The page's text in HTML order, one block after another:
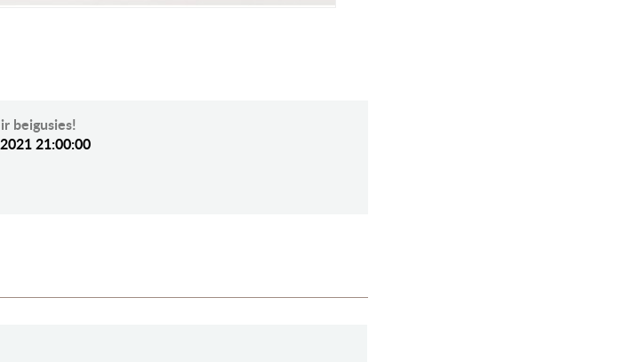
beigusies!
21:00:00